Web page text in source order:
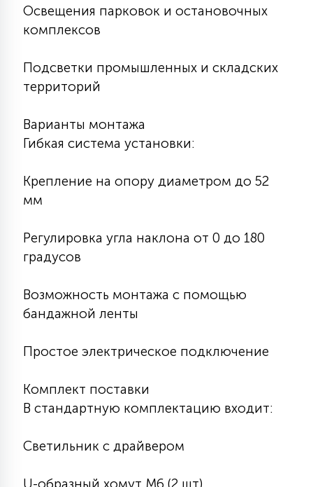
Освещения парковок и остановочных
комплексов
Подсветки промышленных и складских
территорий
Варианты монтажа
Гибкая система установки:
Крепление на опору диаметром до 52
мм
Регулировка угла наклона от 0 до 180
градусов
Возможность монтажа с помощью
бандажной ленты
Простое электрическое подключение
Комплект поставки
В стандартную комплектацию входит:
Светильник с драйвером